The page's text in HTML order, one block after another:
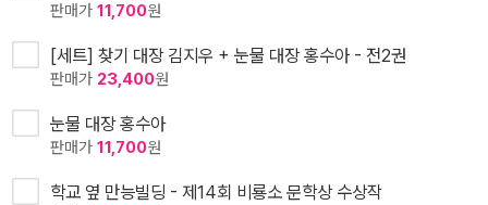
판매가 11,700원
[세트] 찾기 대장 김지우 + 눈물 대장 홍수아 - 전2권
판매가 23,400원
눈물 대장 홍수아
판매가 11,700원
학교 옆 만능빌딩 - 제14회 비룡소 문학상 수상작